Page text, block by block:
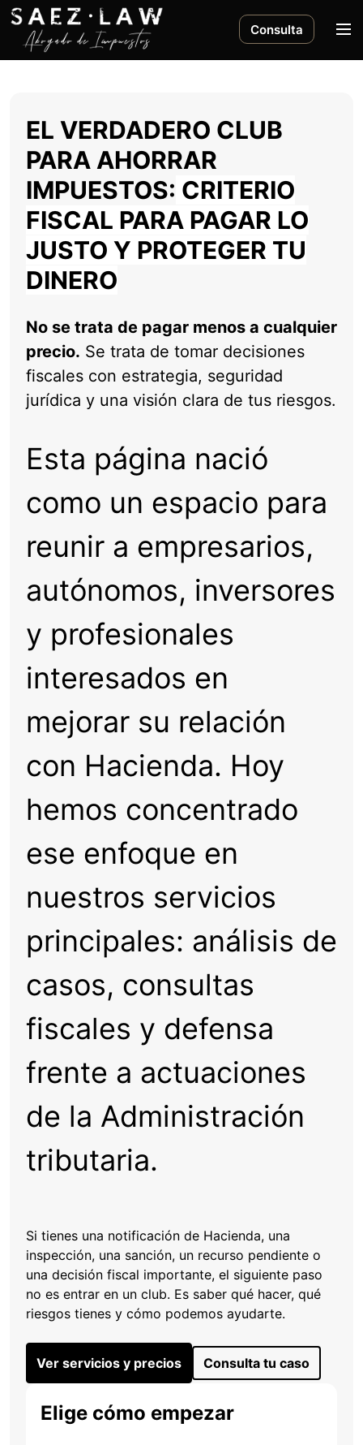
Consulta
M
EL VERDADERO CLUB
PARA AHORRAR
IMPUESTOS: CRITERIO
FISCAL PARA PAGAR LO
JUSTO Y PROTEGER TU
DINERO
No se trata de pagar menos a cualquier
precio. Se trata de tomar decisiones
fiscales con estrategia, seguridad
jurídica y una visión clara de tus riesgos.
Esta página nació
como un espacio para
reunir a empresarios,
autónomos, inversores
y profesionales
interesados en
mejorar su relación
con Hacienda. Hoy
hemos concentrado
ese enfoque en
nuestros servicios
principales: análisis de
casos, consultas
fiscales y defensa
frente a actuaciones
de la Administración
tributaria.
Si tienes una notificación de Hacienda, una
inspección, una sanción, un recurso pendiente o
una decisión fiscal importante, el siguiente paso
no es entrar en un club. Es saber qué hacer, qué
riesgos tienes y cómo podemos ayudarte.
Ver servicios y precios Consulta tu caso
Elige cómo empezar